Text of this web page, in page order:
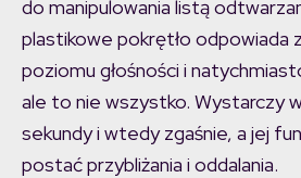
do manipulowania listą
plastikowe pokrętło odpowiada
poziomu głośności i
ale to nie wszystko. Wystarczy
sekundy i wtedy zgaśnie, a jej
postać przybliżania i oddalania.